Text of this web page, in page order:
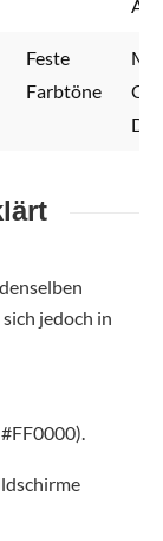
Feste
Farbtöne
jedoch in